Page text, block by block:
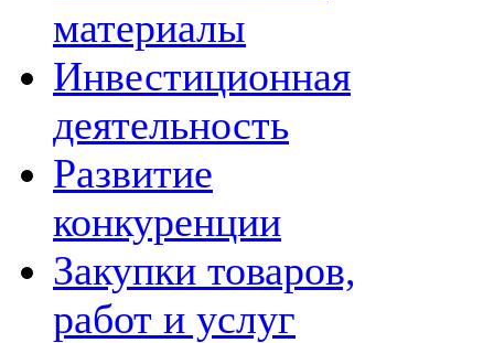
материалы
Инвестиционная
деятельность
Развитие
конкуренции
Закупки товаров,
работ и услуг